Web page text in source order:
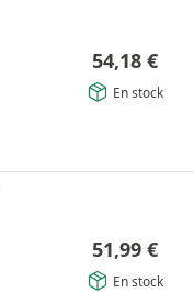
54,18 €
En stock
51,99 €
En stock